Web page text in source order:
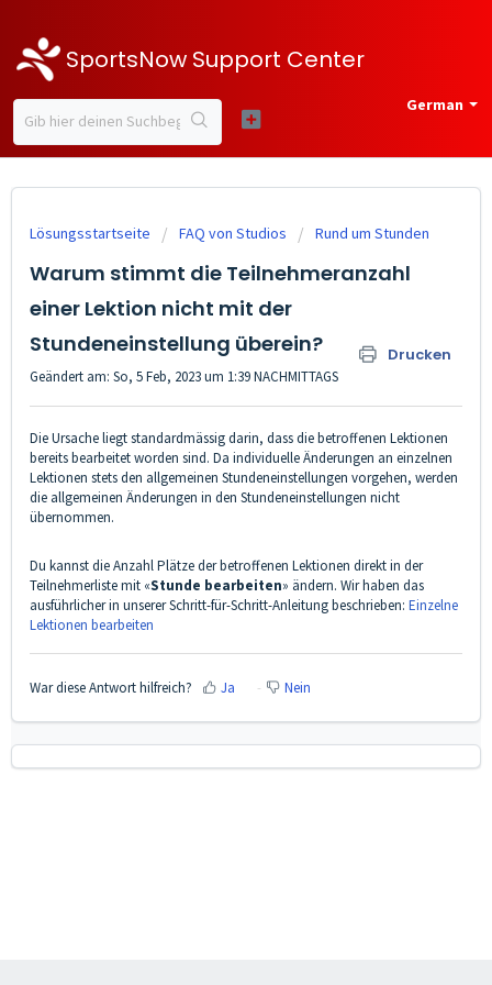
SportsNow Support Center
German
Lösungsstartseite FAQ von Studios Rund um Stunden
Warum stimmt die Teilnehmeranzahl
einer Lektion nicht mit der
Stundeneinstellung überein?
Drucken
Geändert am: So, 5 Feb, 2023 um 1:39 NACHMITTAGS
Die Ursache liegt standardmässig darin, dass die betroffenen Lektionen
bereits bearbeitet worden sind. Da individuelle Änderungen an einzelnen
Lektionen stets den allgemeinen Stundeneinstellungen vorgehen, werden
die allgemeinen Änderungen in den Stundeneinstellungen nicht
übernommen.
Du kannst die Anzahl Plätze der betroffenen Lektionen direkt in der
Teilnehmerliste mit «Stunde bearbeiten» ändern. Wir haben das
ausführlicher in unserer Schritt-für-Schritt-Anleitung beschrieben: Einzelne
Lektionen bearbeiten
War diese Antwort hilfreich? Ja Nein